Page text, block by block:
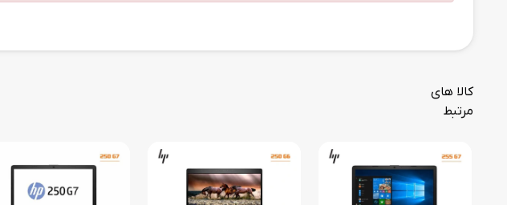
کالا های
مرتبط